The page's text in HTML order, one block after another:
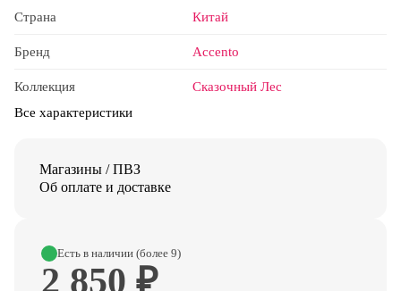
Страна Китай
Бренд Accento
Коллекция
Сказочный Лес
Все характеристики
Магазины / ПВЗ
Об оплате и доставке
Есть в наличии (более 9)
2 850 ₽